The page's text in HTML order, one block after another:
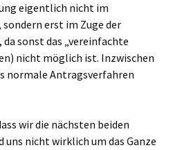
eigentlich nicht im
erst im Zuge der
sonst das „vereinfachte
nicht möglich ist. Inzwischen
normale Antragsverfahren
wir die nächsten beiden
uns nicht wirklich um das Ganze